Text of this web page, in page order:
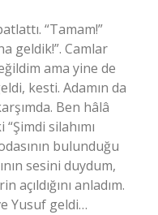
“Tamam!”
geldik!”. Camlar
ama yine de
kesti. Adamın da
Ben hâlâ
silahımı
bulunduğu
sesini duydum,
açıldığını anladım.
Yusuf geldi…